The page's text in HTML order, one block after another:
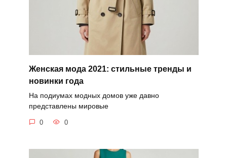
Женская мода 2021: стильные тренды и
новинки года
На подиумах модных домов уже давно
представлены мировые
0 0